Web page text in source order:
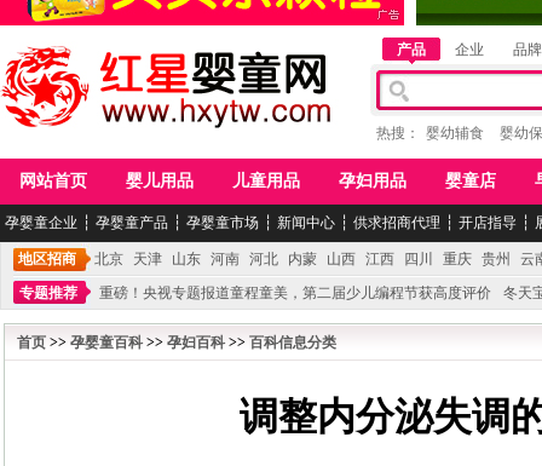
产品 企业 品牌
热搜： 婴幼辅食 婴幼
网站首页 婴儿用品 儿童用品 孕妇用品 婴童店
孕婴童企业 ┆ 孕婴童产品 ┆ 孕婴童市场 ┆ 新闻中心 ┆ 供求招商代理 ┆ 开店指导 ┆
地区招商 北京 天津 山东 河南 河北 内蒙 山西 江西 四川 重庆 贵州
云
专题推荐
重磅！央视专题报道童程童美，第二届少儿编程节获高度评价
冬天
不能再单纯地销售产品,而要向增强服务转型,毕竟母婴产品比较特殊。”
妇幼广场
首页 >> 孕婴童百科>> 孕妇百科>> 百科信息分类
调整内分泌失调